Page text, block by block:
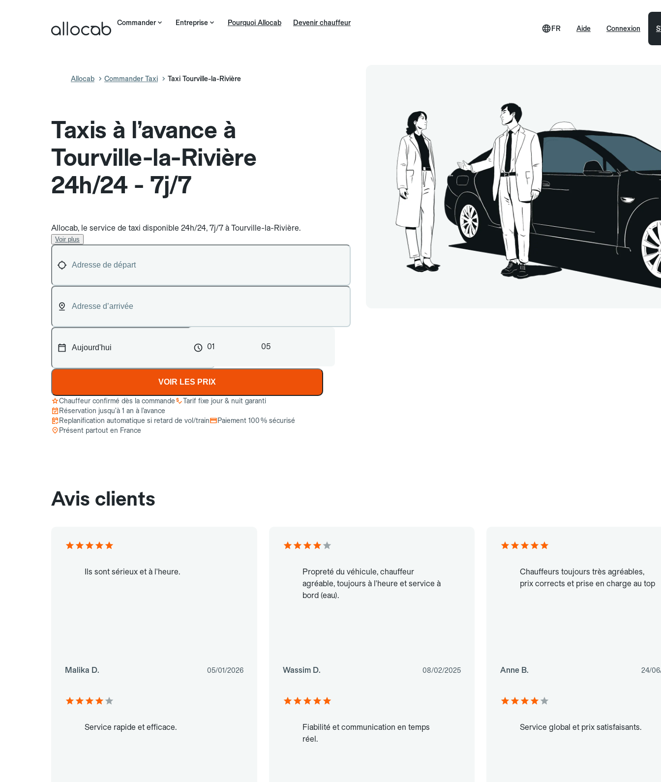
Commander Entreprise Pourquoi Allocab Devenir chauffeur
Aide
FR Connexion
Allocab Commander Taxi Taxi Tourville-la-Rivière
Taxis à l’avance à
Tourville-la-Rivière
24h/24 - 7j/7
Allocab, le service de taxi disponible 24h/24, 7j/7 à Tourville-la-Rivière.
Voir plus
01 05
VOIR LES PRIX
Chauffeur confirmé dès la commande
Tarif fixe jour & nuit garanti
Réservation jusqu’à 1 an à l’avance
Replanification automatique si retard de vol/train
Paiement 100 % sécurisé
Présent partout en France
Avis clients
Ils sont sérieux et à l'heure.
Malika D. 05/01/2026
Propreté du véhicule, chauffeur
agréable, toujours à l'heure et service à
bord (eau).
Wassim D. 08/02/2025
Chauffeurs toujours très agréables,
prix corrects et prise en charge au top
Anne B. 24/
Service rapide et efficace.
Fiabilité et communication en temps
réel.
Service global et prix satisfaisants.